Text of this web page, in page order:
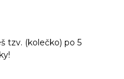
tzv. (kolečko) po 5